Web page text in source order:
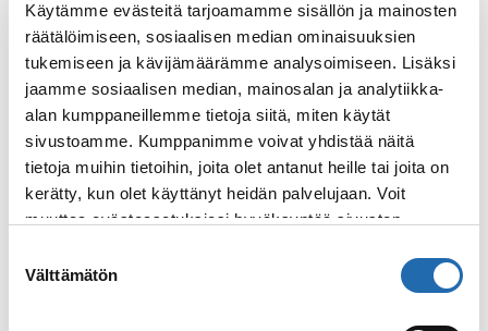
Käytämme evästeitä tarjoamamme sisällön ja mainosten
räätälöimiseen, sosiaalisen median ominaisuuksien
tukemiseen ja kävijämäärämme analysoimiseen. Lisäksi
jaamme sosiaalisen median, mainosalan ja analytiikka-
alan kumppaneillemme tietoja siitä, miten käytät
sivustoamme. Kumppanimme voivat yhdistää näitä
tietoja muihin tietoihin, joita olet antanut heille tai joita on
kerätty, kun olet käyttänyt heidän palvelujaan. Voit
muuttaa evästeasetuksiesi hyväksyntää sivuston
valinta
Välttämätön
Suosituimmat kohteet
Välimerellä